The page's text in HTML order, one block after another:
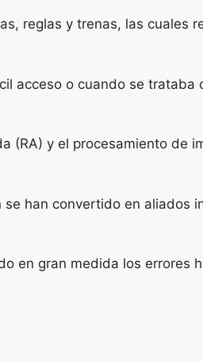
reglas y trenas, las cuales
acceso o cuando se trataba
(RA) y el procesamiento de
han convertido en aliados
en gran medida los errores